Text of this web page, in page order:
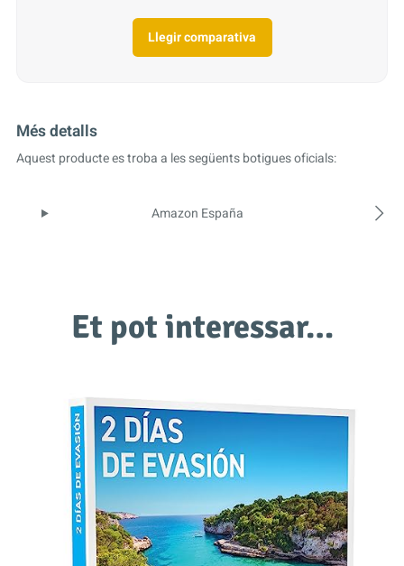
Llegir comparativa
Més detalls
Aquest producte es troba a les següents botigues oficials:
Amazon España
Et pot interessar…